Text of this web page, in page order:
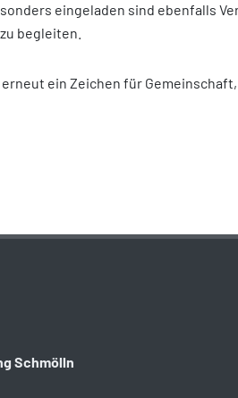
eingeladen sind ebenfalls
begleiten.
ein Zeichen für
Schmölln